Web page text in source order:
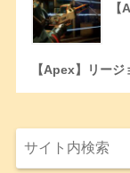
【Apex】リー